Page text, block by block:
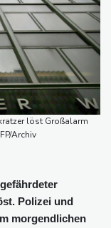
British Columbia
löst Großalarm
Archiv
Polizei und
morgendlichen